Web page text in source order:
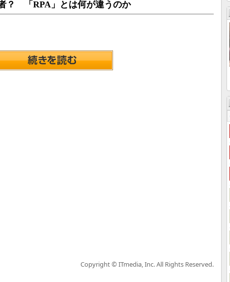
？ 「RPA」とは何が違うのか
Copyright © ITmedia, Inc. All Rights Reserved.